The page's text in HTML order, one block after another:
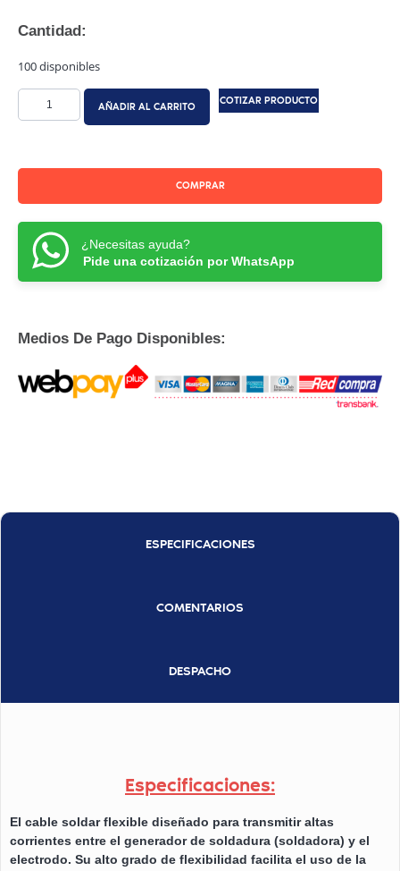
Cantidad:
100 disponibles
AÑADIR AL CARRITO COTIZAR PRODUCTO
COMPRAR
¿Necesitas ayuda?
Pide una cotización por WhatsApp
Medios De Pago Disponibles:
ESPECIFICACIONES
COMENTARIOS
DESPACHO
Especificaciones:
El cable soldar flexible diseñado para transmitir altas
corrientes entre el generador de soldadura (soldadora) y el
electrodo. Su alto grado de flexibilidad facilita el uso de la